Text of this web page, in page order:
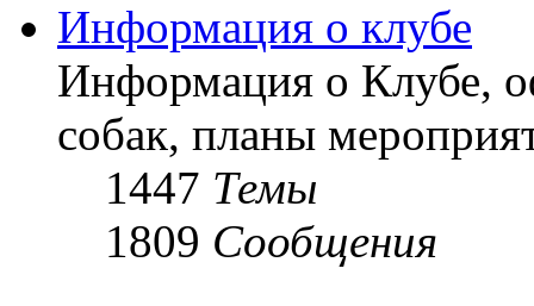
Информация о клубе
Информация о Клубе,
собак, планы
1447 Темы
1809 Сообщения